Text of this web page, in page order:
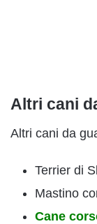
Altri cani
Altri cani da
Terrier di
Mastino
Cane